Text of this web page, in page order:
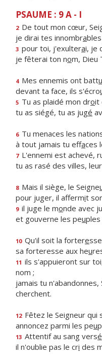
PSAUME : 9 A - I
2 De tout mon cœur,
je dirai tes innombra
3 pour toi, j'exulterai, je
je fêterai ton nom, Dieu
4 Mes ennemis ont battu
devant ta face, ils s'écro
5 Tu as plaidé mon droit
tu as siégé, tu as jugé
6 Tu menaces les
à tout jamais tu effaces
7 L'ennemi est achevé,
tu as rasé des villes,
8 Mais il siège, le Seigne
pour juger, il affermit
9 il juge le monde avec
et gouverne les peu
10 Qu'il soit la fortere
sa forteresse aux heu
11 ils s'appuieront sur
nom ;
jamais tu n'abandonnes,
cherchent.
12 Fêtez le Seigneur qui
annoncez parmi les peu
13 Attentif au sang versé
il n'oublie pas le cri des